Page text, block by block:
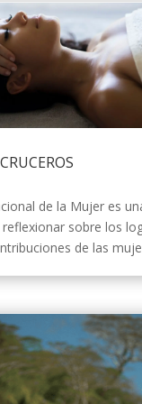
de la Mujer es
reflexionar sobre los
de las